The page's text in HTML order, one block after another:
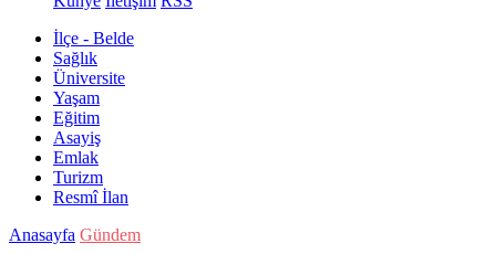
İlçe - Belde
Sağlık
Üniversite
Yaşam
Eğitim
Asayiş
Emlak
Turizm
Resmî İlan
Anasayfa Gündem